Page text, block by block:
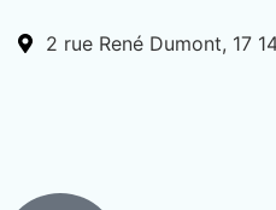
2 rue René Dumont, 17